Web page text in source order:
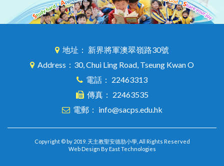
地址： 新界將軍澳翠嶺路30號
Address：30, Chui Ling Road, Tseung Kwan O
電話： 22463313
傳真： 22463535
電郵： info@sacps.edu.hk
Copyright © by 2019. 天主教聖安德肋小學, All Rights Reserved
Web Design By East Technologies